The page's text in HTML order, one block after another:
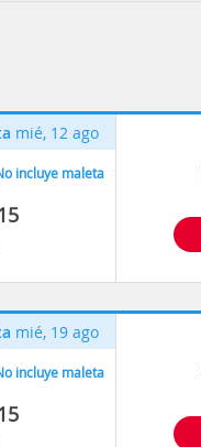
mié, 12 ago
incluye maleta
mié, 19 ago
incluye maleta